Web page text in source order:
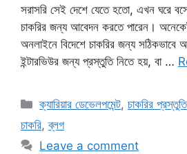
সরাসরি সেই দেশে যেতে হতো, এখন ঘরে
চাকরির জন্য আবেদন করতে পারেন।
অনলাইনে বিদেশে চাকরির জন্য সঠিকভাবে
ইন্টারভিউর জন্য প্রস্তুতি নিতে হয়, বা …
Categories
ক্যারিয়ার ডেভেলপমেন্ট,চাকরির প্রস্তুতি
চাকরি,ব্লগ
Leave a comment